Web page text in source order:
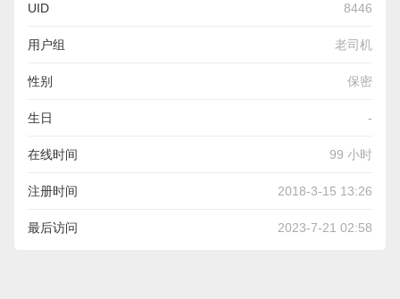
UID 8446
用户组 老司机
性别 保密
生日 -
在线时间 99 小时
注册时间 2018-3-15 13:26
最后访问 2023-7-21 02:58